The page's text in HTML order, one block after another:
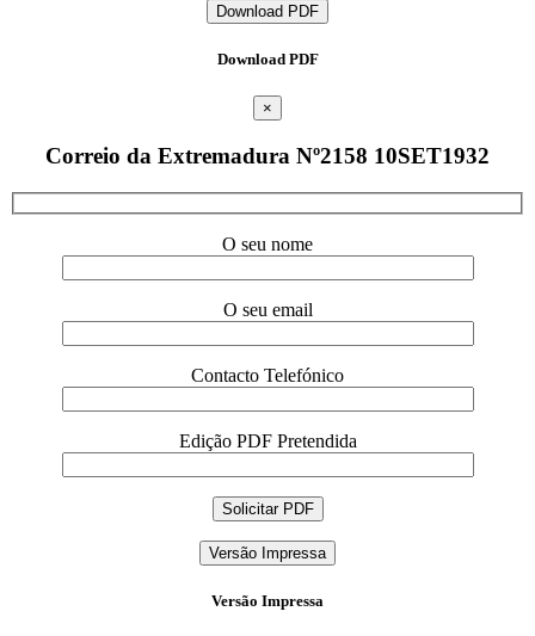
Download PDF
Download PDF
×
Correio da Extremadura Nº2158 10SET1932
O seu nome
O seu email
Contacto Telefónico
Edição PDF Pretendida
Versão Impressa
Versão Impressa